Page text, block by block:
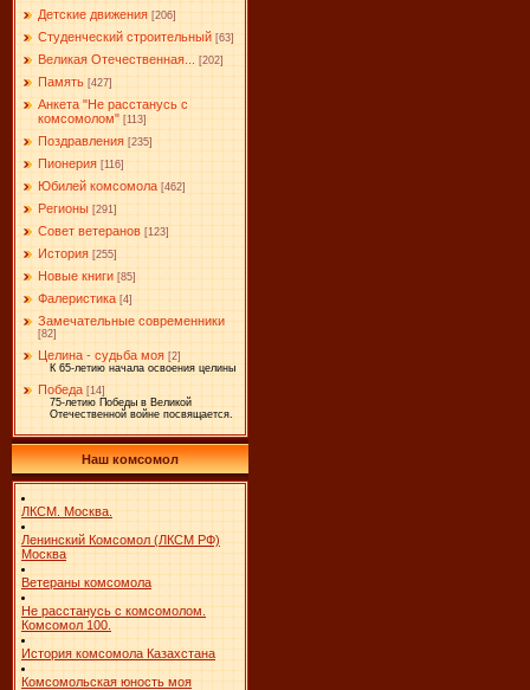
Детские движения [206]
Студенческий строительный [63]
Великая Отечественная... [202]
Память [427]
Анкета "Не расстанусь с
комсомолом" [113]
Поздравления [235]
Пионерия [116]
Юбилей комсомола [462]
Регионы [291]
Совет ветеранов [123]
История [255]
Новые книги [85]
Фалеристика [4]
Замечательные современники
[82]
Целина - судьба моя [2]
К 65-летию начала освоения целины
Победа [14]
75-летию Победы в Великой
Отечественной войне посвящается.
Наш комсомол
ЛКСМ. Москва.
Ленинский Комсомол (ЛКСМ РФ)
Москва
Ветераны комсомола
Не расстанусь с комсомолом.
Комсомол 100.
История комсомола Казахстана
Комсомольская юность моя